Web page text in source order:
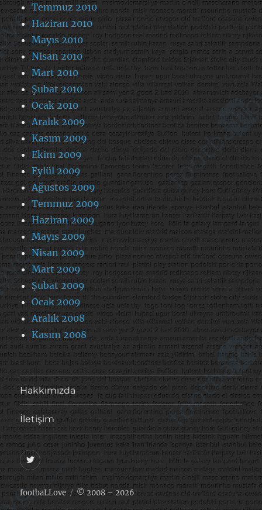
Temmuz 2010
Haziran 2010
Mayıs 2010
Nisan 2010
Mart 2010
Şubat 2010
Ocak 2010
Aralık 2009
Kasım 2009
Ekim 2009
Eylül 2009
Ağustos 2009
Temmuz 2009
Haziran 2009
Mayıs 2009
Nisan 2009
Mart 2009
Şubat 2009
Ocak 2009
Aralık 2008
Kasım 2008
Hakkımızda
İletişim
@footballove
footbaLLove © 2008 – 2026